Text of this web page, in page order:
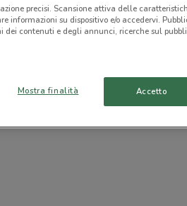
precisi. Scansione attiva delle
informazioni su dispositivo e/o accedervi.
dei contenuti e degli annunci, ricerche sul
Mostra finalità Accetto